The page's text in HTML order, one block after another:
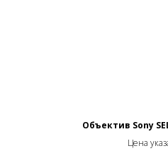
Объектив Sony
Цена